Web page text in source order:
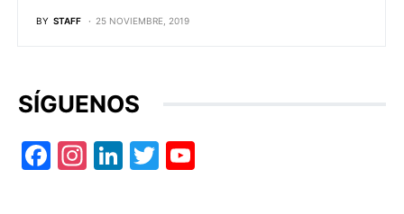
BY STAFF 25 NOVIEMBRE, 2019
SÍGUENOS
Facebook
Instagram
LinkedIn
Twitter